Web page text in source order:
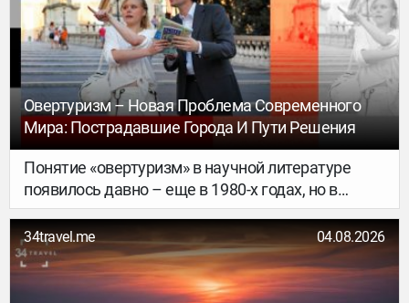
тысячелетней историей, исторический центр
которой внесен в список Всемирного наследия
ЮНЕСКО.
Овертуризм – Новая Проблема Современного
Мира: Пострадавшие Города И Пути Решения
Понятие «овертуризм» в научной литературе
появилось давно – еще в 1980-х годах, но в
широкий обиход вошло гораздо позже. По одной
версии, слово закрепилось в тревел-индустрии
благодаря основателю популярного
туристического издания Skift Рафату Али,
который впервые использовал его в своих
34travel.me 04.08.2026